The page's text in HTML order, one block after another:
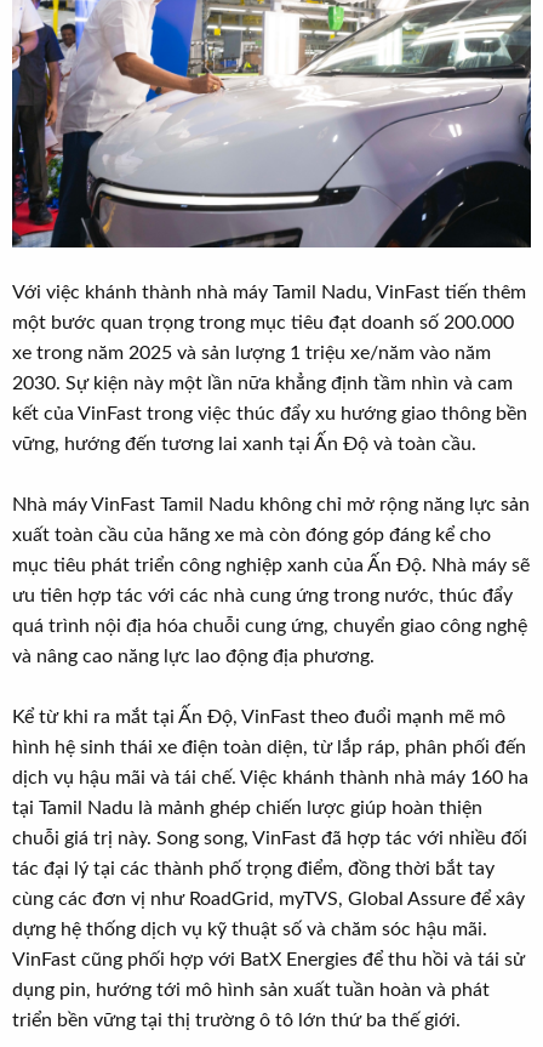
Với việc khánh thành nhà máy Tamil Nadu, VinFast tiến thêm
một bước quan trọng trong mục tiêu đạt doanh số 200.000
xe trong năm 2025 và sản lượng 1 triệu xe/năm vào năm
2030. Sự kiện này một lần nữa khẳng định tầm nhìn và cam
kết của VinFast trong việc thúc đẩy xu hướng giao thông bền
vững, hướng đến tương lai xanh tại Ấn Độ và toàn cầu.
Nhà máy VinFast Tamil Nadu không chỉ mở rộng năng lực sản
xuất toàn cầu của hãng xe mà còn đóng góp đáng kể cho
mục tiêu phát triển công nghiệp xanh của Ấn Độ. Nhà máy sẽ
ưu tiên hợp tác với các nhà cung ứng trong nước, thúc đẩy
quá trình nội địa hóa chuỗi cung ứng, chuyển giao công nghệ
và nâng cao năng lực lao động địa phương.
Kể từ khi ra mắt tại Ấn Độ, VinFast theo đuổi mạnh mẽ mô
hình hệ sinh thái xe điện toàn diện, từ lắp ráp, phân phối đến
dịch vụ hậu mãi và tái chế. Việc khánh thành nhà máy 160 ha
tại Tamil Nadu là mảnh ghép chiến lược giúp hoàn thiện
chuỗi giá trị này. Song song, VinFast đã hợp tác với nhiều đối
tác đại lý tại các thành phố trọng điểm, đồng thời bắt tay
cùng các đơn vị như RoadGrid, myTVS, Global Assure để xây
dựng hệ thống dịch vụ kỹ thuật số và chăm sóc hậu mãi.
VinFast cũng phối hợp với BatX Energies để thu hồi và tái sử
dụng pin, hướng tới mô hình sản xuất tuần hoàn và phát
triển bền vững tại thị trường ô tô lớn thứ ba thế giới.